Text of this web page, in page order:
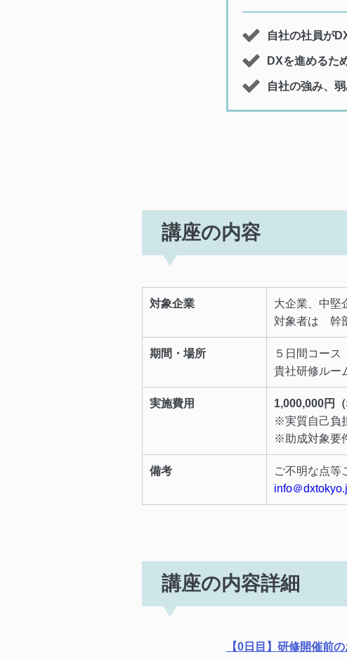
自社の社員が
DXを進めるた
自社の強み、
講座の内容
対象企業
大企業、中堅
対象者は 幹
期間・場所
５日間コース
貴社研修ルー
実施費用
1,000,000円
※実質自己負
※助成対象要
備考
ご不明な点等
info＠
講座の内容詳細
【0日目】研修開催前